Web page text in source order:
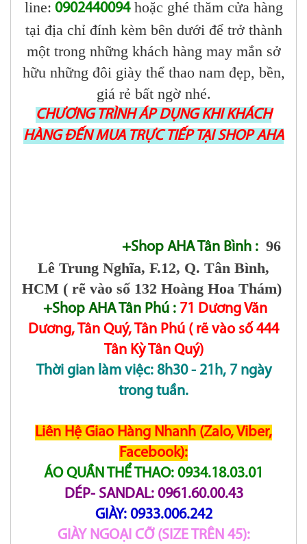
line: 0902440094hoặc ghé thăm cửa hàng
tại địa chỉ đính kèm bên dưới để trở thành
một trong những khách hàng may mắn sở
hữu những đôi giày thể thao nam đẹp, bền,
giá rẻ bất ngờ nhé.
CHƯƠNG TRÌNH ÁP DỤNG KHI KHÁCH
HÀNG ĐẾN MUA TRỰC TIẾP TẠI SHOP AHA
+Shop AHA Tân Bình : 96
Lê Trung Nghĩa, F.12, Q. Tân Bình,
HCM ( rẽ vào số 132 Hoàng Hoa Thám)
+Shop AHA Tân Phú : 71 Dương Văn
Dương, Tân Quý, Tân Phú ( rẽ vào số 444
Tân Kỳ Tân Quý)
Thời gian làm việc: 8h30 - 21h, 7 ngày
trong tuần.
Liên Hệ Giao Hàng Nhanh (Zalo, Viber,
Facebook):
ÁO QUẦN THỂ THAO: 0934.18.03.01
DÉP- SANDAL: 0961.60.00.43
GIÀY: 0933.006.242
GIÀY NGOẠI CỠ (SIZE TRÊN 45):